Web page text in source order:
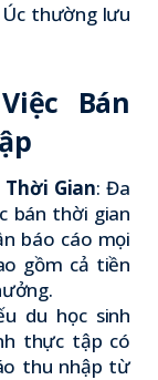
thường lưu
Bán
Gian: Đa
bán thời gian
báo cáo mọi
gồm cả tiền
du học sinh
thực tập có
thu nhập từ